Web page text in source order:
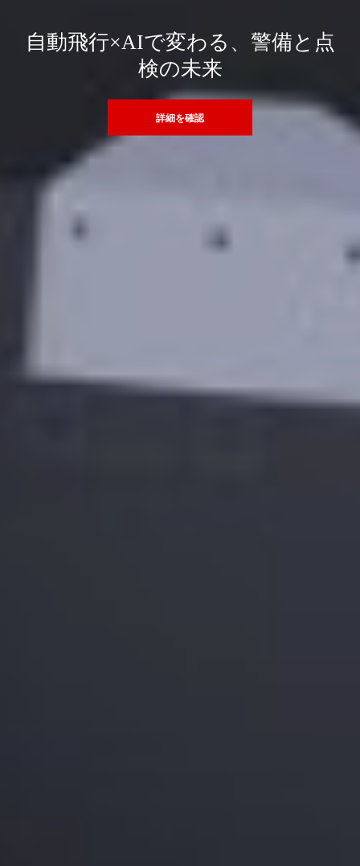
自動飛行×AIで変わる、警備と点
検の未来
詳細を確認